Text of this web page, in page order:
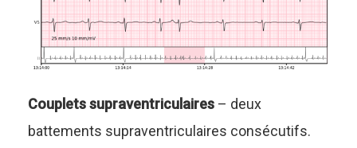
Couplets supraventriculaires – deux
battements supraventriculaires consécutifs.